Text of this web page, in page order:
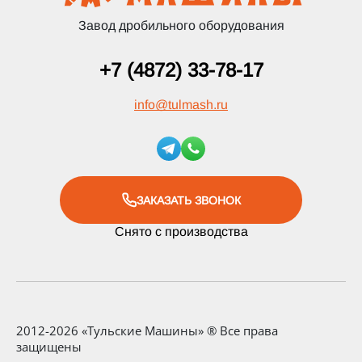
Завод дробильного оборудования
+7 (4872) 33-78-17
info@tulmash.ru
ЗАКАЗАТЬ ЗВОНОК
Снято с производства
2012-2026 «Тульские Машины» ® Все права
защищены